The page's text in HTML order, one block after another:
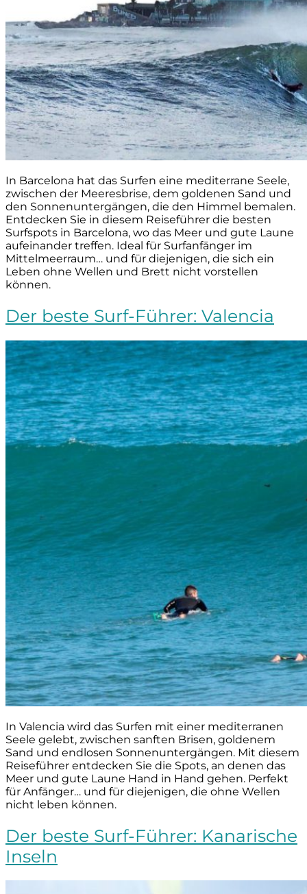
In Barcelona hat das Surfen eine mediterrane Seele,
zwischen der Meeresbrise, dem goldenen Sand und
den Sonnenuntergängen, die den Himmel bemalen.
Entdecken Sie in diesem Reiseführer die besten
Surfspots in Barcelona, wo das Meer und gute Laune
aufeinander treffen. Ideal für Surfanfänger im
Mittelmeerraum… und für diejenigen, die sich ein
Leben ohne Wellen und Brett nicht vorstellen
können.
Der beste Surf-Führer: Valencia
In Valencia wird das Surfen mit einer mediterranen
Seele gelebt, zwischen sanften Brisen, goldenem
Sand und endlosen Sonnenuntergängen. Mit diesem
Reiseführer entdecken Sie die Spots, an denen das
Meer und gute Laune Hand in Hand gehen. Perfekt
für Anfänger… und für diejenigen, die ohne Wellen
nicht leben können.
Der beste Surf-Führer: Kanarische
Inseln